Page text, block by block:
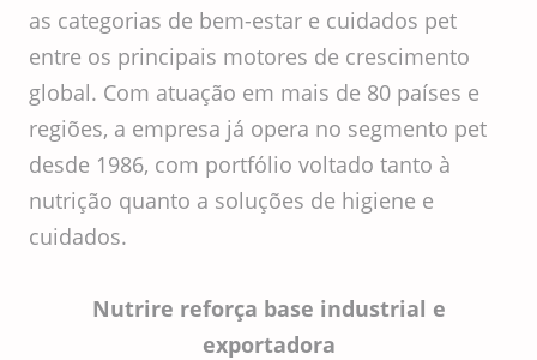
as categorias de bem-estar e cuidados pet
entre os principais motores de crescimento
global. Com atuação em mais de 80 países e
regiões, a empresa já opera no segmento pet
desde 1986, com portfólio voltado tanto à
nutrição quanto a soluções de higiene e
cuidados.
Nutrire reforça base industrial e
exportadora